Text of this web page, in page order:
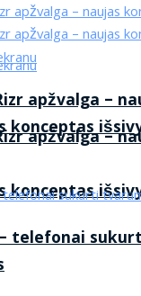
apžvalga –
konceptas
apžvalga –
konceptas
telefonai